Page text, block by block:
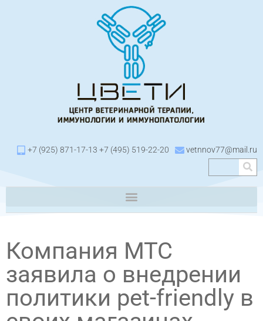
+7 (925) 871-17-13 +7 (495) 519-22-20 vetnnov77@mail.ru
Компания МТС
заявила о внедрении
политики pet-friendly в